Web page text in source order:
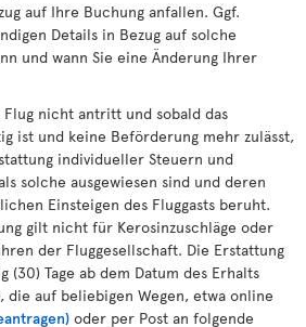
auf Ihre Buchung anfallen. Ggf.
Details in Bezug auf solche
und wann Sie eine Änderung Ihrer
nicht antritt und sobald das
ist und keine Beförderung mehr zulässt,
individueller Steuern und
solche ausgewiesen sind und deren
Einsteigen des Fluggasts beruht.
gilt nicht für Kerosinzuschläge oder
der Fluggesellschaft. Die Erstattung
Tage ab dem Datum des Erhalts
die auf beliebigen Wegen, etwa online
oder per Post an folgende